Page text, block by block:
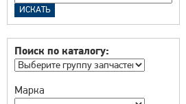
Поиск по каталогу:
Марка